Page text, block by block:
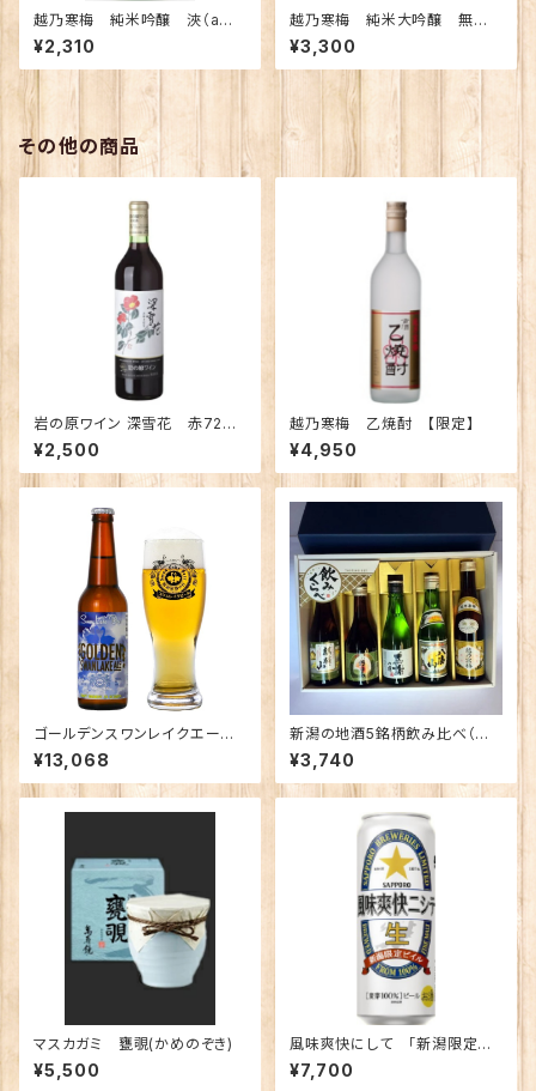
越乃寒梅 純米吟醸 浹（ama
ne) あまね 720ｍｌ【化粧
箱入り】
¥2,310
越乃寒梅 純米大吟醸 無
垢 720ｍｌ （化粧箱入り）
¥3,300
その他の商品
岩の原ワイン 深雪花 赤720
ｍｌ
¥2,500
越乃寒梅 乙焼酎 【限定】
¥4,950
ゴールデンスワンレイクエール×
24本
¥13,068
新潟の地酒5銘柄飲み比べ（金
ＧＯＬＤ） 越乃寒梅 八海山 北雪
金星「感謝の酒」 朝日山 麒麟山
¥3,740
マスカガミ 甕覗(かめのぞき)
¥5,500
風味爽快にして 「新潟限定ビ
イル」500缶 1ケース【定期便】
¥7,700